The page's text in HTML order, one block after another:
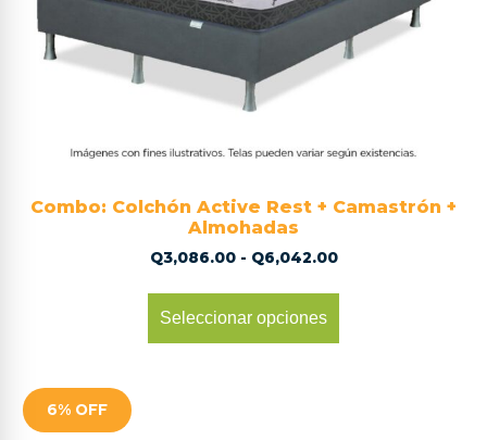
Combo: Colchón Active Rest + Camastrón +
Almohadas
Q3,086.00 - Q6,042.00
Seleccionar opciones
6% OFF